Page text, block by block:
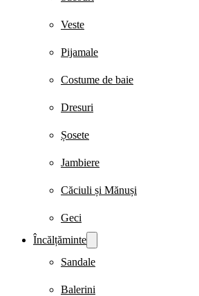
Veste
Pijamale
Costume de baie
Dresuri
Șosete
Jambiere
Căciuli și Mănuși
Geci
Încălțăminte
Sandale
Balerini